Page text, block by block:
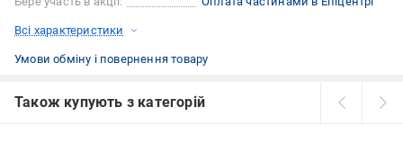
Всі характеристики
Умови обміну і повернення товару
Також купують з категорій